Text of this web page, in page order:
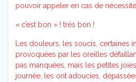
pouvoir appeler en cas de
« c’est bon » ! très bon !
Les douleurs, les soucis, certaines
provoquées par les oreilles
pas manquées, mais les petites
journée, les ont adoucies,